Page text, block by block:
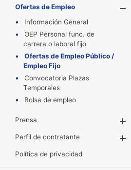
Ofertas de Empleo
Información General
OEP Personal func. de
carrera o laboral fijo
Ofertas de Empleo Público /
Empleo Fijo
Convocatoria Plazas
Temporales
Bolsa de empleo
Prensa
Perfil de contratante
Política de privacidad